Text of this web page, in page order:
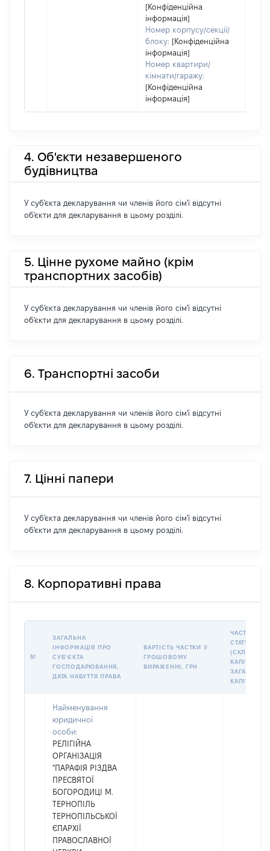
[Конфіденційна
інформація]
Номер корпусу/секції/
блоку: [Конфіденційна
інформація]
Номер квартири/
кімнати/гаражу:
[Конфіденційна
інформація]
4. Об'єкти незавершеного
будівництва
У суб'єкта декларування чи членів його сім'ї відсутні
об'єкти для декларування в цьому розділі.
5. Цінне рухоме майно (крім
транспортних засобів)
У суб'єкта декларування чи членів його сім'ї відсутні
об'єкти для декларування в цьому розділі.
6. Транспортні засоби
У суб'єкта декларування чи членів його сім'ї відсутні
об'єкти для декларування в цьому розділі.
7. Цінні папери
У суб'єкта декларування чи членів його сім'ї відсутні
об'єкти для декларування в цьому розділі.
8. Корпоративні права
№
ЗАГАЛЬНА
ІНФОРМАЦІЯ ПРО
СУБʼЄКТА
ГОСПОДАРЮВАННЯ,
ДАТА НАБУТТЯ ПРАВА
ВАРТІСТЬ ЧАСТКИ У
ГРОШОВОМУ
ВИРАЖЕННІ, ГРН
ЧАСТКА У
КАПІТАЛІ
КАПІТАЛУ)
Найменування
юридичної
особи:
РЕЛІГІЙНА
ОРГАНІЗАЦІЯ
"ПАРАФІЯ РІЗДВА
ПРЕСВЯТОЇ
БОГОРОДИЦІ М.
ТЕРНОПІЛЬ
ТЕРНОПІЛЬСЬКОЇ
ЄПАРХІЇ
ПРАВОСЛАВНОЇ